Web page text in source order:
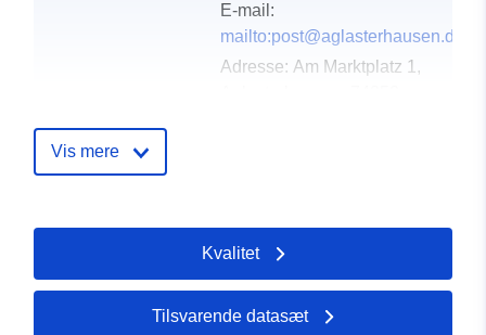
E-mail:
mailto:post@aglasterhausen.de
Adresse: Am Marktplatz 1,
Fortegnelse over
Tilføjet til data.europa.eu: 21
March 2026
Opdateret på data.europa.eu:
03 August 2026
Vis mere
Kvalitet
Tilsvarende datasæt